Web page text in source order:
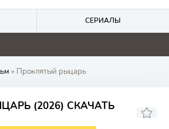
СЕРИАЛЫ
0 0
» Проклятый рыцарь
(2026) СКАЧАТЬ